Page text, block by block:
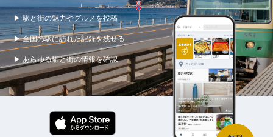
▶ 駅と街の魅力やグルメを投稿
▶ 全国の駅に訪れた記録を残せる
▶ あらゆる駅と街の情報を確認